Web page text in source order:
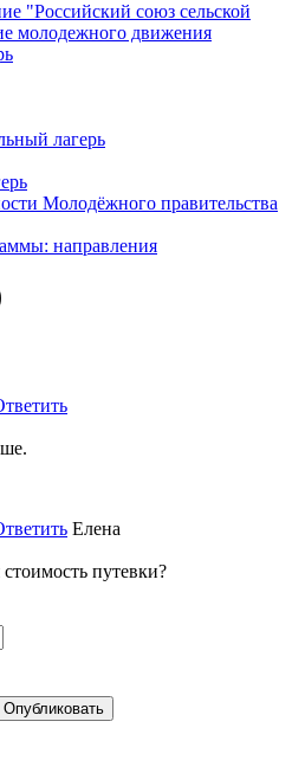
"Российский союз сельской
молодежного движения
лагерь
Молодёжного правительства
направления
Елена
стоимость путевки?